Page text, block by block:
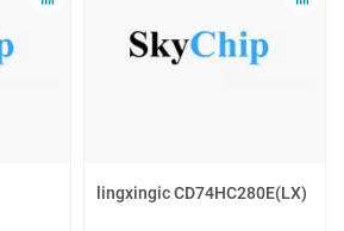
lingxingic CD74HC280E(LX)